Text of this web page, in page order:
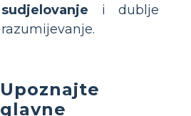
sudjelovanje i dublje
razumijevanje.
Upoznajte
glavne